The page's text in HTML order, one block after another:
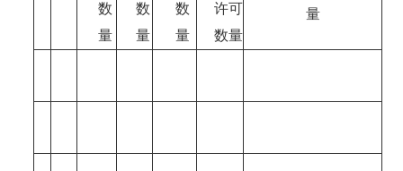
量
数
量
数
量
数
量
许可
数量